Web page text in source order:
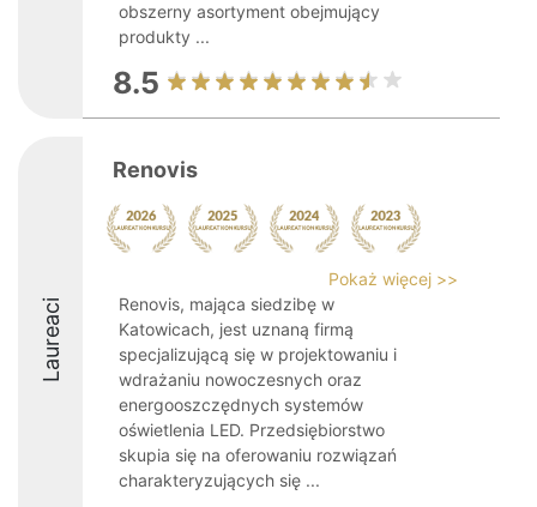
obszerny asortyment obejmujący
produkty ...
8.5
Laureaci
Renovis
Pokaż więcej >>
Renovis, mająca siedzibę w
Katowicach, jest uznaną firmą
specjalizującą się w projektowaniu i
wdrażaniu nowoczesnych oraz
energooszczędnych systemów
oświetlenia LED. Przedsiębiorstwo
skupia się na oferowaniu rozwiązań
charakteryzujących się ...